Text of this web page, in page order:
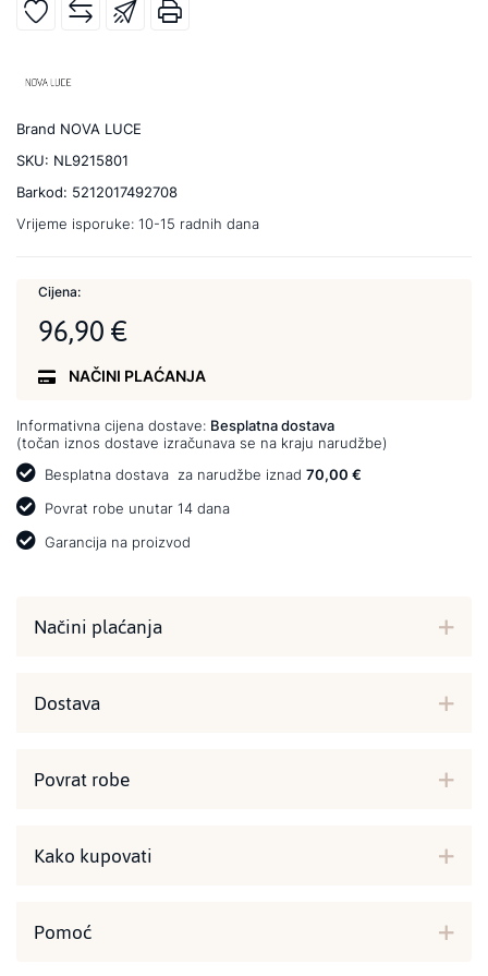
Brand NOVA LUCE
SKU: NL9215801
Barkod: 5212017492708
Vrijeme isporuke: 10-15 radnih dana
Cijena:
96,90 €
NAČINI PLAĆANJA
Informativna cijena dostave: Besplatna dostava
(točan iznos dostave izračunava se na kraju narudžbe)
Besplatna dostava za narudžbe iznad 70,00 €
Povrat robe unutar 14 dana
Garancija na proizvod
Načini plaćanja
Dostava
Povrat robe
Kako kupovati
Pomoć